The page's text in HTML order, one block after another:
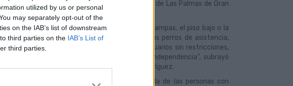
utilized by us or personal
may separately opt-out of the
on the IAB’s list of downstream
third parties on the IAB’s List of
third parties.
Guaguas Municipales y concejal de Movilidad de Las Palmas de Gran
de la nueva medida.
no solo contemple elementos como las rampas, el piso bajo o la
esta accesibilidad a la posibilidad de que los perros de asistencia,
discapacidad, puedan acompañar a sus usuarios sin restricciones,
de su propio derecho a la movilidad y la independencia”, subrayó
de la empresa pública, Miguel Ángel Rodríguez.
oficialmente para que facilite la vida de las personas con